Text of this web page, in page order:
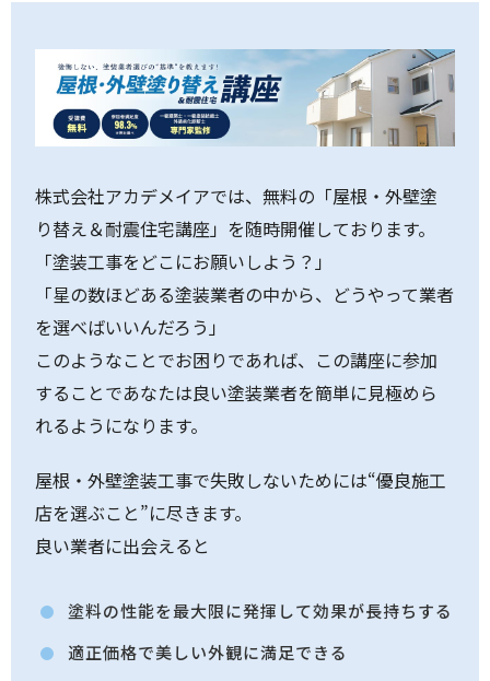
株式会社アカデメイアでは、無料の「屋根・外壁塗
り替え＆耐震住宅講座」を随時開催しております。
「塗装工事をどこにお願いしよう？」
「星の数ほどある塗装業者の中から、どうやって業者
を選べばいいんだろう」
このようなことでお困りであれば、この講座に参加
することであなたは良い塗装業者を簡単に見極めら
れるようになります。
屋根・外壁塗装工事で失敗しないためには“優良施工
店を選ぶこと”に尽きます。
良い業者に出会えると
塗料の性能を最大限に発揮して効果が長持ちする
適正価格で美しい外観に満足できる